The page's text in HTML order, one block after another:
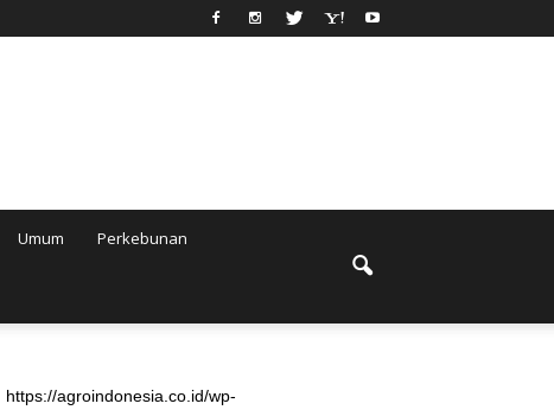
Umum Perkebunan
https://agroindonesia.co.id/wp-